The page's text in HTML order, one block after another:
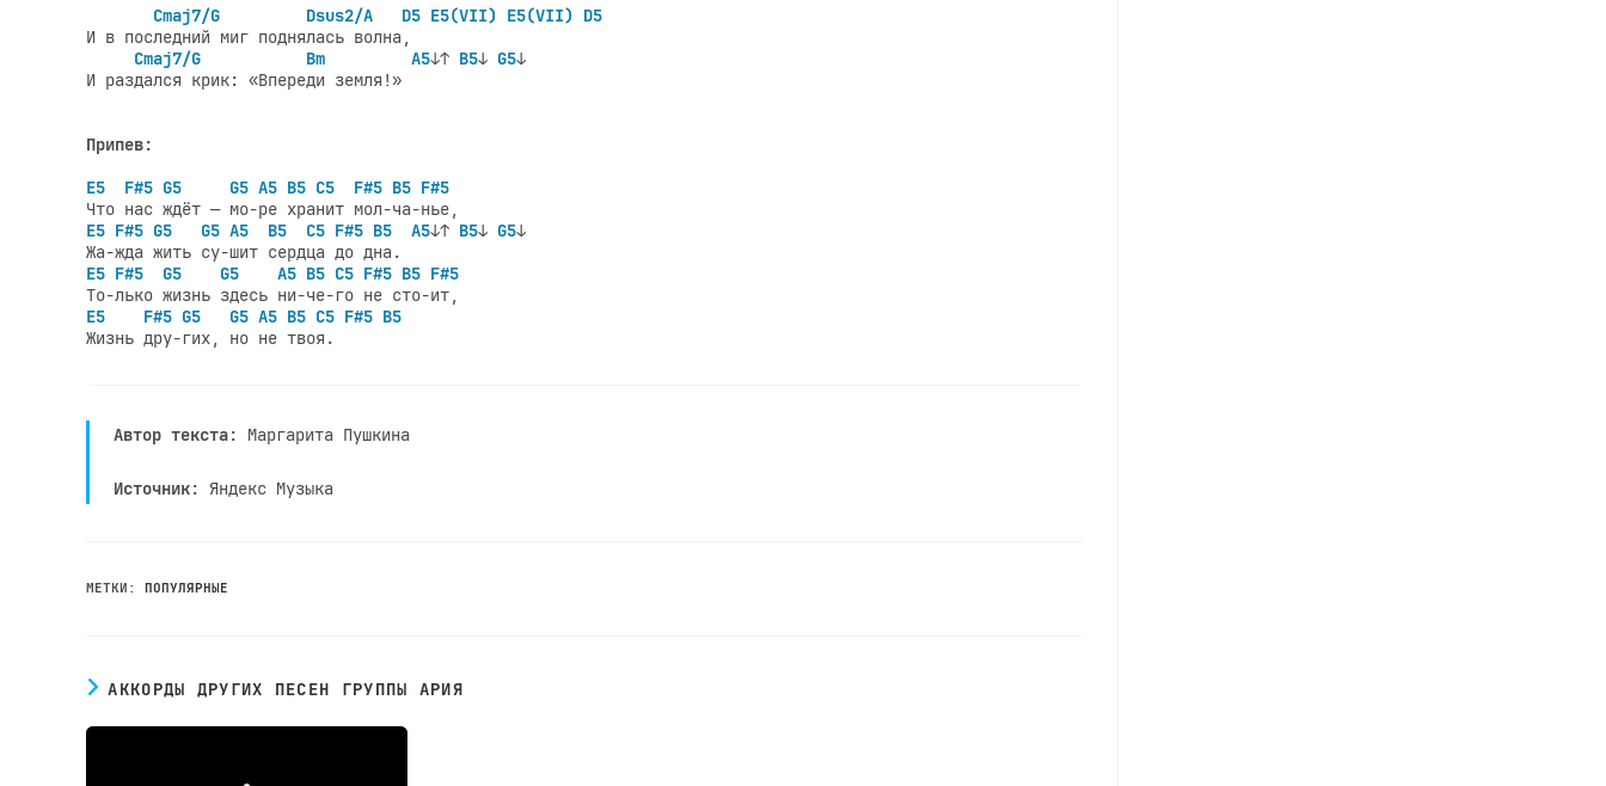
Cmaj7/G         Dsus2/A   D5 E5(VII) E5(VII) D5
И в последний миг поднялась волна,
Cmaj7/G
Bm A5↓↑ B5↓ G5↓
И раздался крик: «Впереди земля!»
Припев:
E5  F#5 G5     G5 A5 B5 C5  F#5 B5 F#5
E5 F#5 G5   G5 A5  B5  C5 F#5 B5
A5↓↑ B5↓ G5↓
E5 F#5  G5    G5    A5 B5 C5 F#5 B5 F#5
E5    F#5 G5   G5 A5 B5 C5 F#5 B5
Автор текста: Маргарита Пушкина
Источник: Яндекс Музыка
МЕТКИ : ПОПУЛЯРНЫЕ
АККОРДЫ ДРУГИХ ПЕСЕН ГРУППЫ АРИЯ